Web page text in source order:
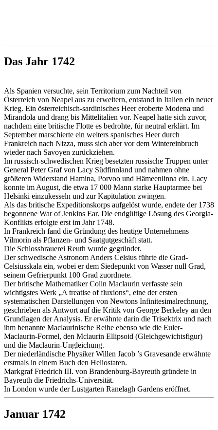
Das Jahr 1742
Als Spanien versuchte, sein Territorium zum Nachteil von
Österreich von Neapel aus zu erweitern, entstand in Italien ein neuer
Krieg. Ein österreichisch-sardinisches Heer eroberte Modena und
Mirandola und drang bis Mittelitalien vor. Neapel hatte sich zuvor,
nachdem eine britische Flotte es bedrohte, für neutral erklärt. Im
September marschierte ein weiters spanisches Heer durch
Frankreich nach Nizza, muss sich aber vor dem Wintereinbruch
wieder nach Savoyen zurückziehen.
Im russisch-schwedischen Krieg besetzten russische Truppen unter
General Peter Graf von Lacy Südfinnland und nahmen ohne
größeren Widerstand Hamina, Porvoo und Hämeenlinna ein. Lacy
konnte im August, die etwa 17 000 Mann starke Hauptarmee bei
Helsinki einzukesseln und zur Kapitulation zwingen.
Als das britische Expeditionskorps aufgelöst wurde, endete der 1738
begonnene War of Jenkins Ear. Die endgültige Lösung des Georgia-
Konflikts erfolgte erst im Jahr 1748.
In Frankreich fand die Gründung des heutige Unternehmens
Vilmorin als Pflanzen- und Saatgutgeschäft statt.
Die Schlossbrauerei Reuth wurde gegründet.
Der schwedische Astronom Anders Celsius führte die Grad-
Celsiusskala ein, wobei er dem Siedepunkt von Wasser null Grad,
seinem Gefrierpunkt 100 Grad zuordnete.
Der britische Mathematiker Colin Maclaurin verfasste sein
wichtigstes Werk „A treatise of fluxions“, eine der ersten
systematischen Darstellungen von Newtons Infinitesimalrechnung,
geschrieben als Antwort auf die Kritik von George Berkeley an den
Grundlagen der Analysis. Er erwähnte darin die Trisektrix und nach
ihm benannte Maclaurinische Reihe ebenso wie die Euler-
Maclaurin-Formel, den Mclaurin Ellipsoid (Gleichgewichtsfigur)
und die Maclaurin-Ungleichung.
Der niederländische Physiker Willen Jacob ’s Gravesande erwähnte
erstmals in einem Buch den Heliostaten.
Markgraf Friedrich III. von Brandenburg-Bayreuth gründete in
Bayreuth die Friedrichs-Universität.
In London wurde der Lustgarten Ranelagh Gardens eröffnet.
Januar 1742